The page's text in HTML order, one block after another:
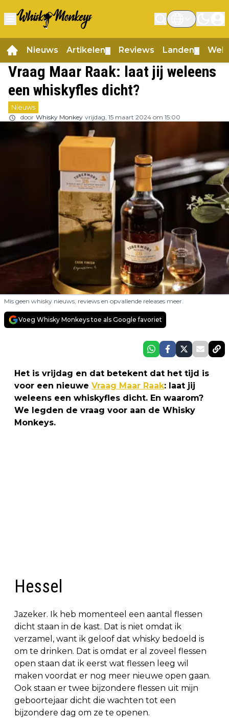
Nieuws Artikelen Reviews Landen
Vraag Maar Raak: laat jij weleens
een whiskyfles dicht?
Nieuws
door Whisky Monkey vrijdag, 15 maart 2024 om 15:00
Mis geen whisky nieuws, reviews en opvallende releases meer.
Voeg Whisky Monkeys toe als Google favoriet
Het is vrijdag en dat betekent dat het tijd is
voor een nieuwe Vraag Maar Raak: laat jij
weleens een whiskyfles dicht. En waarom?
We legden de vraag voor aan de Whisky
Monkeys.
Hessel
Jazeker. Ik heb momenteel een aantal flessen
dicht staan in de kast. Dat is niet omdat ik
verzamel, want ik geloof dat whisky bedoeld is
om te drinken. Dat is omdat er al zoveel flessen
open staan dat ik eerst wat flessen leeg wil
maken voordat er nog meer nieuwe open gaan.
Ook staan er twee bijzondere flessen uit mijn
geboortejaar dicht die wachten tot een
bijzondere dag om ze te openen.